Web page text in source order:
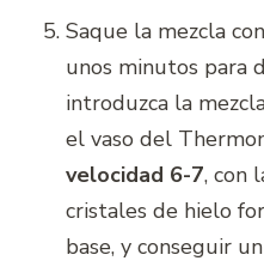
Saque la mezcla
unos minutos para
introduzca la
el vaso del
velocidad 6-7, con
cristales de hielo
base, y conseguir